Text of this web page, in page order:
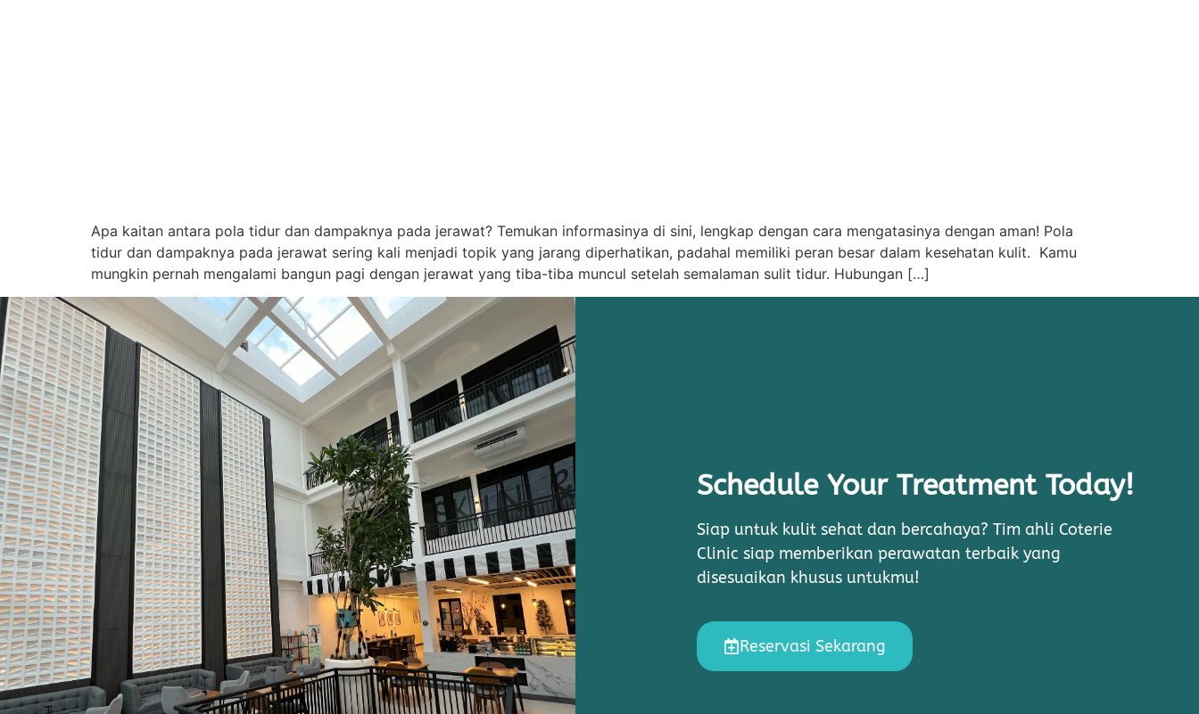
Apa kaitan antara pola tidur dan dampaknya pada jerawat? Temukan informasinya di sini, lengkap dengan cara mengatasinya dengan aman! Pola
tidur dan dampaknya pada jerawat sering kali menjadi topik yang jarang diperhatikan, padahal memiliki peran besar dalam kesehatan kulit. Kamu
mungkin pernah mengalami bangun pagi dengan jerawat yang tiba-tiba muncul setelah semalaman sulit tidur. Hubungan […]
Schedule Your Treatment Today!
Siap untuk kulit sehat dan bercahaya? Tim ahli Coterie
Clinic siap memberikan perawatan terbaik yang
disesuaikan khusus untukmu!
Reservasi Sekarang